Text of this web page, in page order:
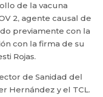
de la vacuna
2, agente causal de
previamente con la
con la firma de su
Rojas.
de Sanidad del
Hernández y el TCL.